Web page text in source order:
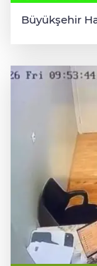
Büyükşehir